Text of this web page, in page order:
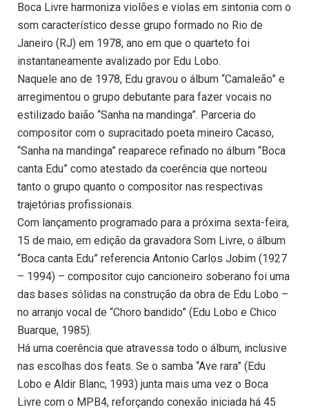
Boca Livre harmoniza violões e violas em sintonia com o
som característico desse grupo formado no Rio de
Janeiro (RJ) em 1978, ano em que o quarteto foi
instantaneamente avalizado por Edu Lobo.
Naquele ano de 1978, Edu gravou o álbum “Camaleão” e
arregimentou o grupo debutante para fazer vocais no
estilizado baião “Sanha na mandinga”. Parceria do
compositor com o supracitado poeta mineiro Cacaso,
“Sanha na mandinga” reaparece refinado no álbum “Boca
canta Edu” como atestado da coerência que norteou
tanto o grupo quanto o compositor nas respectivas
trajetórias profissionais.
Com lançamento programado para a próxima sexta-feira,
15 de maio, em edição da gravadora Som Livre, o álbum
“Boca canta Edu” referencia Antonio Carlos Jobim (1927
– 1994) – compositor cujo cancioneiro soberano foi uma
das bases sólidas na construção da obra de Edu Lobo –
no arranjo vocal de “Choro bandido” (Edu Lobo e Chico
Buarque, 1985).
Há uma coerência que atravessa todo o álbum, inclusive
nas escolhas dos feats. Se o samba “Ave rara” (Edu
Lobo e Aldir Blanc, 1993) junta mais uma vez o Boca
Livre com o MPB4, reforçando conexão iniciada há 45